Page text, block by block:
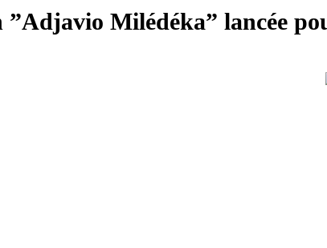
”Adjavio Milédéka” lancée